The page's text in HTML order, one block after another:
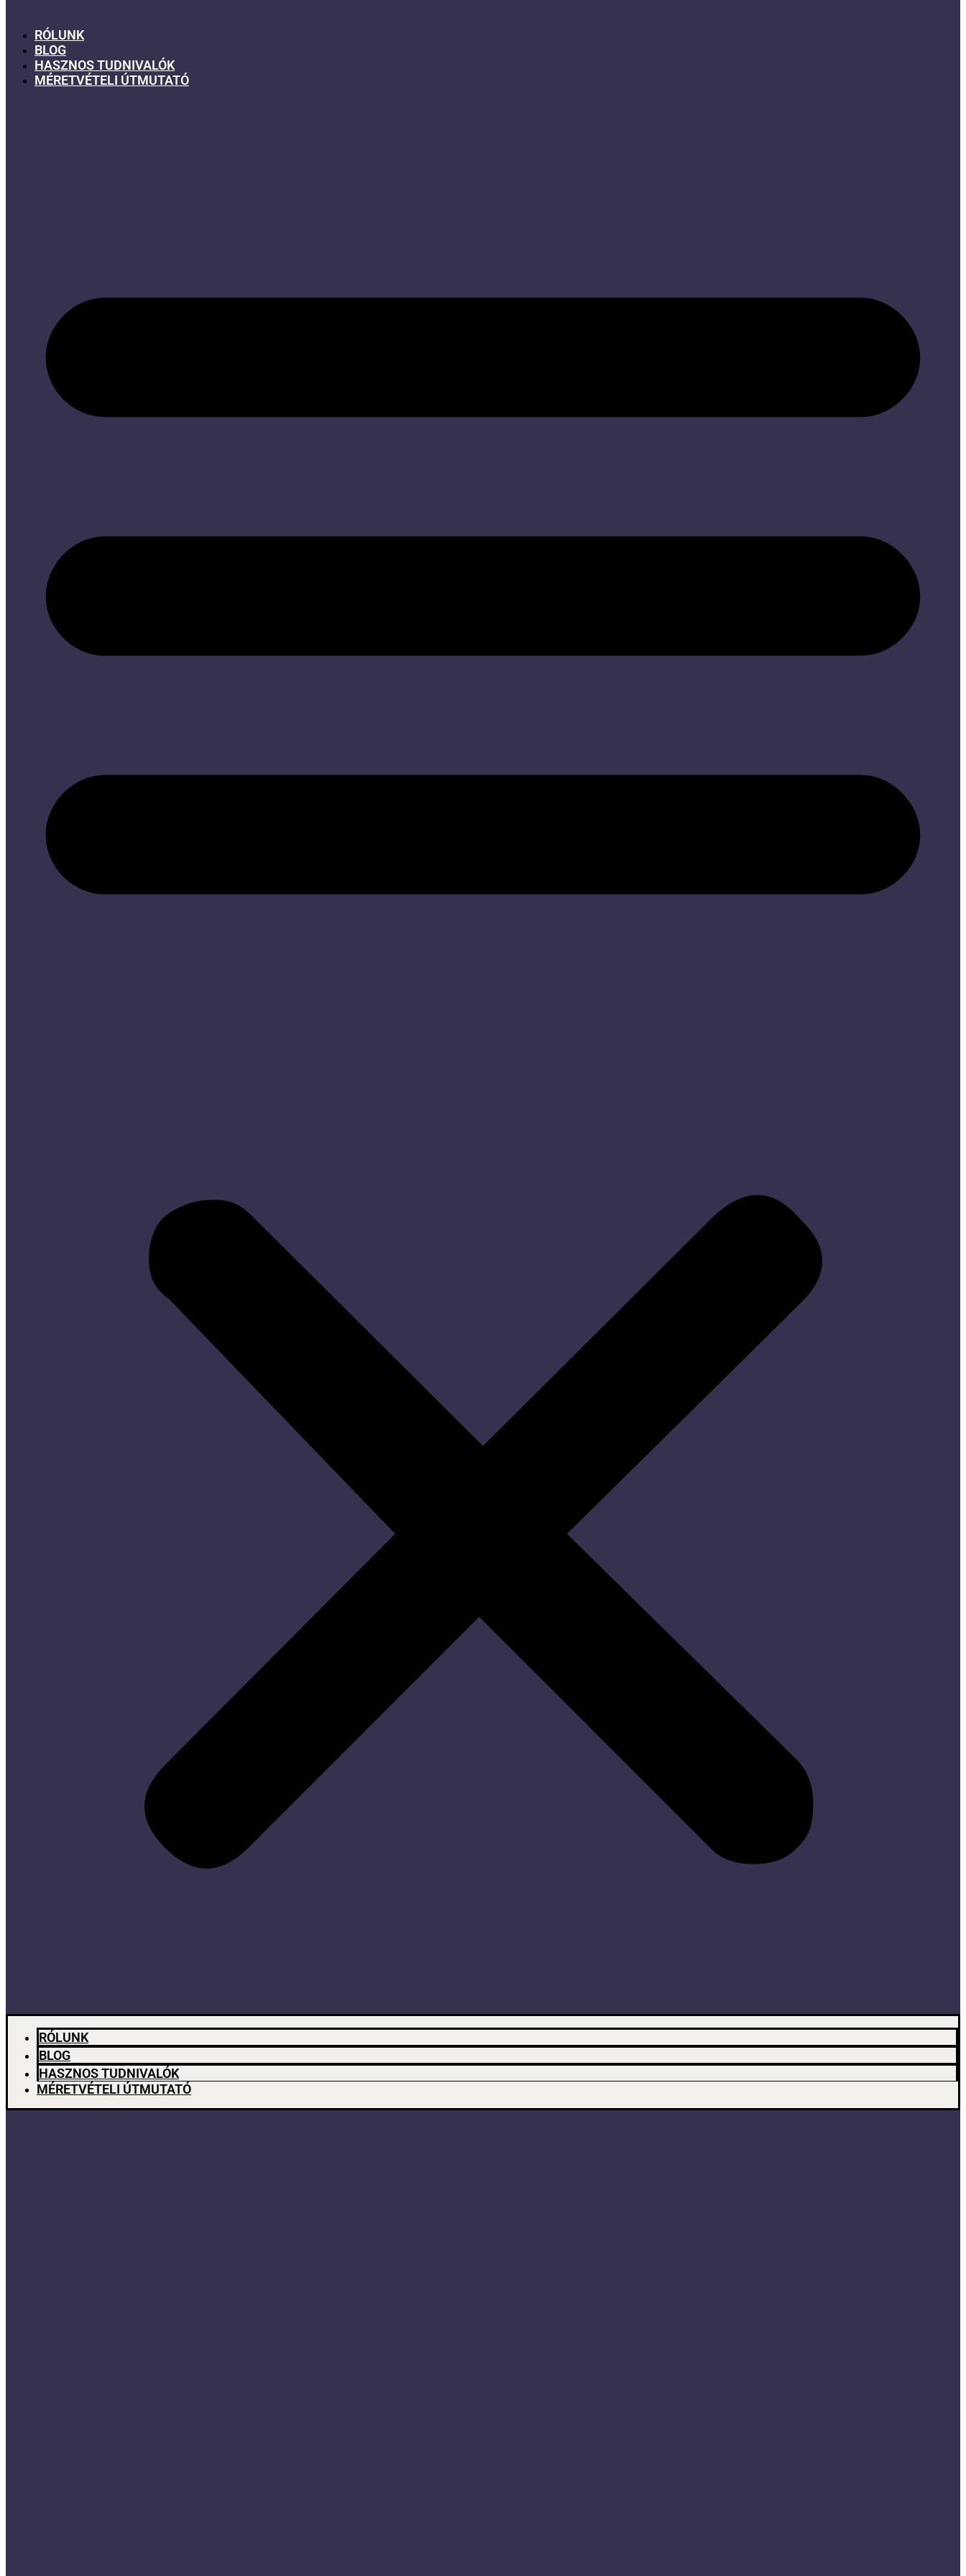
RÓLUNK
BLOG
HASZNOS TUDNIVALÓK
MÉRETVÉTELI ÚTMUTATÓ
RÓLUNK
BLOG
HASZNOS TUDNIVALÓK
MÉRETVÉTELI ÚTMUTATÓ